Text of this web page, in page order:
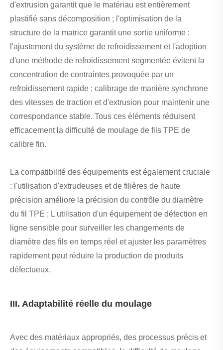
d'extrusion garantit que le matériau est entièrement
plastifié sans décomposition ; l'optimisation de la
structure de la matrice garantit une sortie uniforme ;
l'ajustement du système de refroidissement et l'adoption
d'une méthode de refroidissement segmentée évitent la
concentration de contraintes provoquée par un
refroidissement rapide ; calibrage de manière synchrone
des vitesses de traction et d'extrusion pour maintenir une
correspondance stable. Tous ces éléments réduisent
efficacement la difficulté de moulage de fils TPE de
calibre fin.
La compatibilité des équipements est également cruciale
: l'utilisation d'extrudeuses et de filières de haute
précision améliore la précision du contrôle du diamètre
du fil TPE ; L'utilisation d'un équipement de détection en
ligne sensible pour surveiller les changements de
diamètre des fils en temps réel et ajuster les paramètres
rapidement peut réduire la production de produits
défectueux.
III. Adaptabilité réelle du moulage
Avec des matériaux appropriés, des processus précis et